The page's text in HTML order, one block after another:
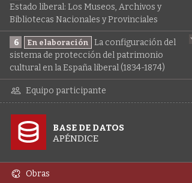
Estado liberal: Los Museos, Archivos y
Bibliotecas Nacionales y Provinciales
6 En elaboración
La configuración del
sistema de protección del patrimonio
cultural en la España liberal (1834-1874)
Equipo participante
BASE DE DATOS
APÉNDICE
Obras